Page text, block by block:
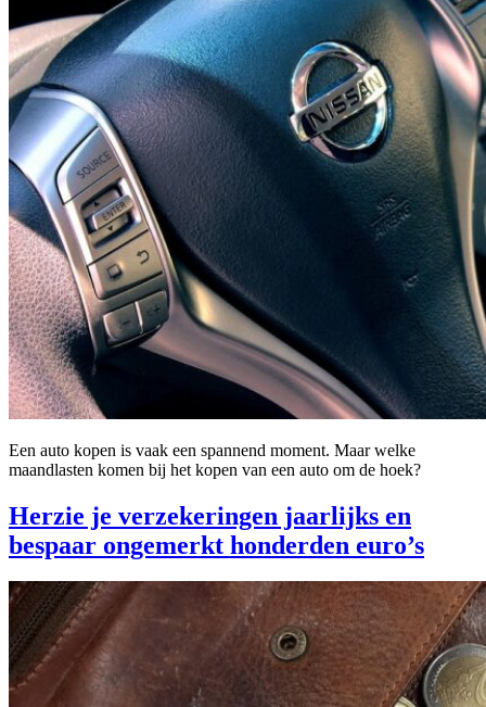
Een auto kopen is vaak een spannend moment. Maar welke
maandlasten komen bij het kopen van een auto om de hoek?
Herzie je verzekeringen jaarlijks en
bespaar ongemerkt honderden euro’s